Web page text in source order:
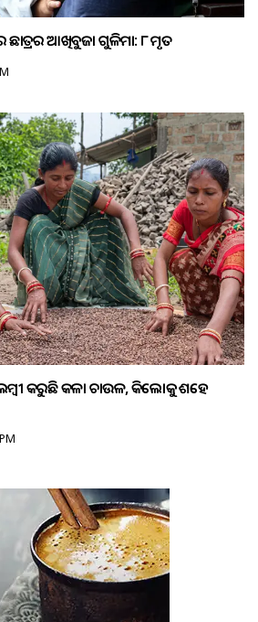
ଛାତ୍ରର ଆଖିବୁଜା ଗୁଳିମାଡ଼: ୮ ମୃତ
କରୁଛି କଳା ଚାଉଳ, କିଲୋକୁ ଶହେ